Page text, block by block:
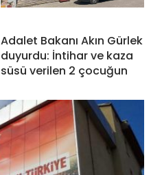
Adalet Bakanı Akın Gürlek
duyurdu: İntihar ve kaza
süsü verilen 2 çocuğun